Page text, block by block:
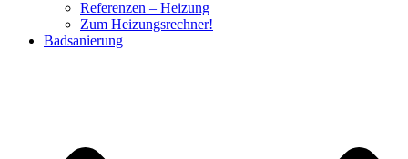
Referenzen – Heizung
Zum Heizungsrechner!
Badsanierung